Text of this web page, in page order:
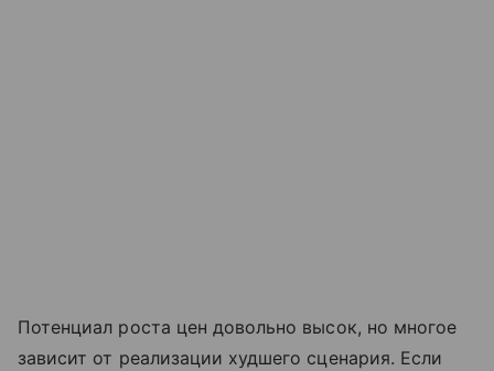
Потенциал роста цен довольно высок, но многое
зависит от реализации худшего сценария. Если